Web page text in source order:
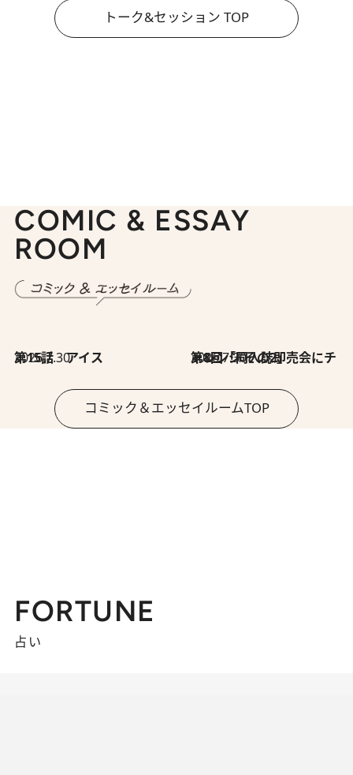
トーク&セッション TOP
COMIC & ESSAY
ROOM
2026.7.30
第15話 アイス 2026.7.30
第8回「同人誌即売会にチャレンジ その2」
コミック＆エッセイルームTOP
FORTUNE
占い